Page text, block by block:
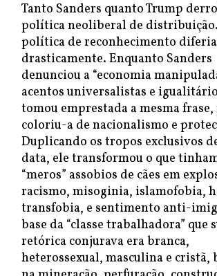
Tanto Sanders quanto Trump
política neoliberal de distribuição.
política de reconhecimento
drasticamente. Enquanto Sanders
denunciou a “economia
acentos universalistas e
tomou emprestada a mesma frase,
coloriu-a de nacionalismo e
Duplicando os tropos exclusivos
data, ele transformou o que
“meros” assobios de cães em
racismo, misoginia, islamofobia,
transfobia, e sentimento anti-
base da “classe trabalhadora” que
retórica conjurava era branca,
heterossexual, masculina e cristã,